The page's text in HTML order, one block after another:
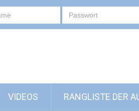
VIDEOS RANGLISTE DER